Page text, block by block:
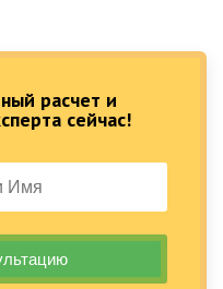
расчет и
сейчас!